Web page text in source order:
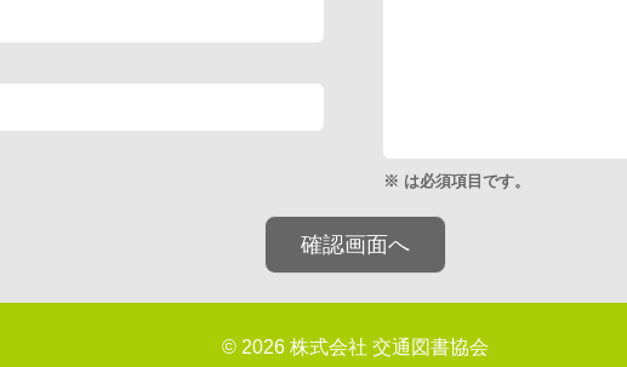
※ は必須項目です。
© 2026 株式会社 交通図書協会